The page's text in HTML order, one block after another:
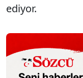
ediyor.